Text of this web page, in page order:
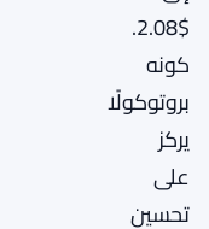
$2.08.
كونه
بروتوكولًا
يركز
على
تحسين